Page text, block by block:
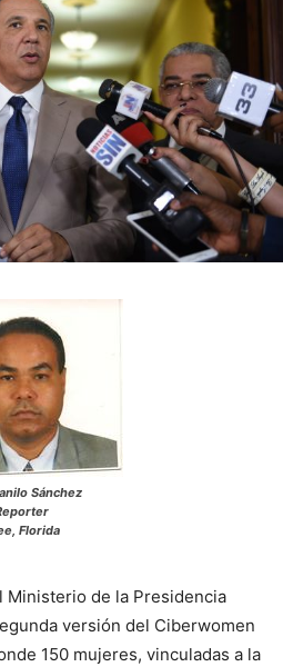
Sánchez
Florida
Ministerio de la Presidencia
versión del Ciberwomen
150 mujeres, vinculadas a la